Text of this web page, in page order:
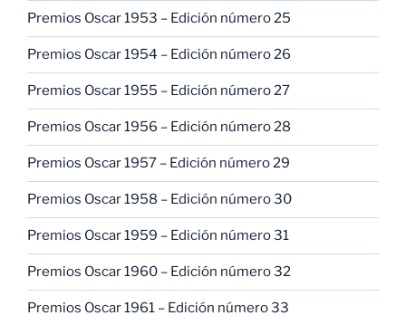
Premios Oscar 1953 – Edición número 25
Premios Oscar 1954 – Edición número 26
Premios Oscar 1955 – Edición número 27
Premios Oscar 1956 – Edición número 28
Premios Oscar 1957 – Edición número 29
Premios Oscar 1958 – Edición número 30
Premios Oscar 1959 – Edición número 31
Premios Oscar 1960 – Edición número 32
Premios Oscar 1961 – Edición número 33